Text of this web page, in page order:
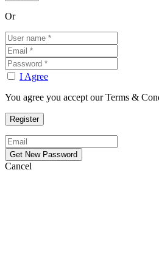
Or
I Agree
You agree you accept our Terms &
Cancel